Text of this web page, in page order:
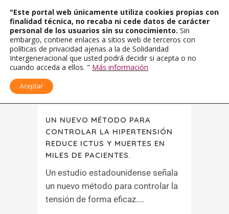
UN NUEVO MÉTODO PARA
CONTROLAR LA HIPERTENSIÓN
REDUCE ICTUS Y MUERTES EN
MILES DE PACIENTES.
Un estudio estadounidense señala
un nuevo método para controlar la
tensión de forma eficaz....
"Este portal web únicamente utiliza cookies propias con
finalidad técnica, no recaba ni cede datos de carácter
personal de los usuarios sin su conocimiento. Sin
embargo, contiene enlaces a sitios web de terceros con
políticas de privacidad ajenas a la de Solidaridad
Intergeneracional que usted podrá decidir si acepta o no
cuando acceda a ellos. " Más información
Aceptar